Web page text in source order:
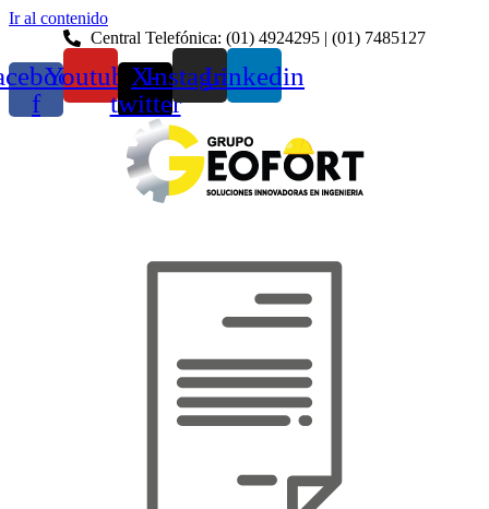
Ir al contenido
Central Telefónica: (01) 4924295 | (01) 7485127
f
YoutubeX-
twitter
InstagramLinkedin